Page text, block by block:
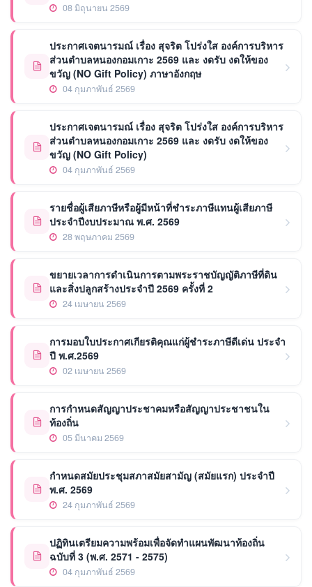
08 มิถุนายน 2569
ประกาศเจตนารมณ์ เรื่อง สุจริต โปร่งใส องค์การบริหาร
ส่วนตำบลหนองกอมเกาะ 2569 และ งดรับ งดให้ของ
ขวัญ (NO Gift Policy) ภาษาอังกฤษ
04 กุมภาพันธ์ 2569
ประกาศเจตนารมณ์ เรื่อง สุจริต โปร่งใส องค์การบริหาร
ส่วนตำบลหนองกอมเกาะ 2569 และ งดรับ งดให้ของ
ขวัญ (NO Gift Policy)
04 กุมภาพันธ์ 2569
รายชื่อผู้เสียภาษีหรือผู้มีหน้าที่ชำระภาษีแทนผู้เสียภาษี
ประจำปีงบประมาณ พ.ศ. 2569
28 พฤษภาคม 2569
ขยายเวลาการดำเนินการตามพระราชบัญญัติภาษีที่ดิน
และสิ่งปลูกสร้างประจำปี 2569 ครั้งที่ 2
24 เมษายน 2569
การมอบใบประกาศเกียรติคุณแก่ผู้ชำระภาษีดีเด่น ประจำ
ปี พ.ศ.2569
02 เมษายน 2569
การกำหนดสัญญาประชาคมหรือสัญญาประชาชนใน
ท้องถิ่น
05 มีนาคม 2569
กำหนดสมัยประชุมสภาสมัยสามัญ (สมัยแรก) ประจำปี
พ.ศ. 2569
24 กุมภาพันธ์ 2569
ปฏิทินเตรียมความพร้อมเพื่อจัดทำแผนพัฒนาท้องถิ่น
ฉบับที่ 3 (พ.ศ. 2571 - 2575)
04 กุมภาพันธ์ 2569